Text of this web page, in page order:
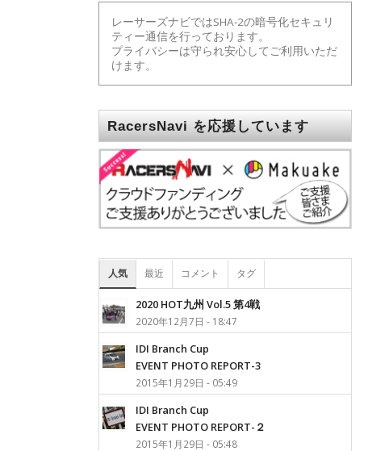
レーサーズナビではSHA-2の暗号化セキュリ
ティー通信を行っております。
プライバシーは守られ安心してご利用いただ
けます。
RacersNavi を応援しています
人気 最近 コメント タグ
2020 HOT九州 Vol.5 第4戦
2020年12月7日 - 18:47
IDI Branch Cup
EVENT PHOTO REPORT-3
2015年1月29日 - 05:49
IDI Branch Cup
EVENT PHOTO REPORT-２
2015年1月29日 - 05:48